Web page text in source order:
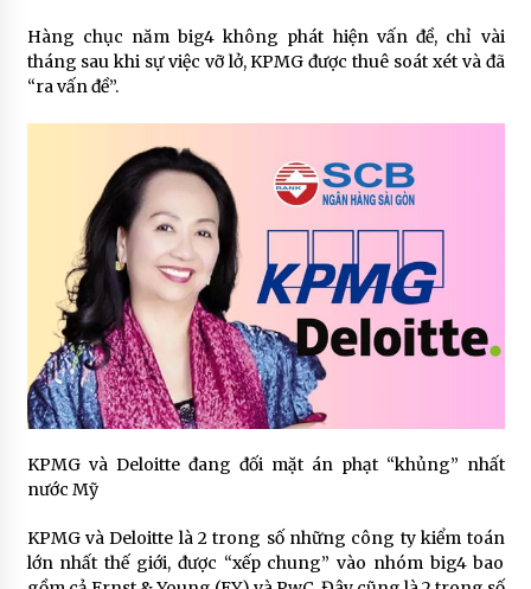
Hàng chục năm big4 không phát hiện vấn đề, chỉ vài
tháng sau khi sự việc vỡ lở, KPMG được thuê soát xét và đã
“ra vấn đề”.
KPMG và Deloitte đang đối mặt án phạt “khủng” nhất
nước Mỹ
KPMG và Deloitte là 2 trong số những công ty kiểm toán
lớn nhất thế giới, được “xếp chung” vào nhóm big4 bao